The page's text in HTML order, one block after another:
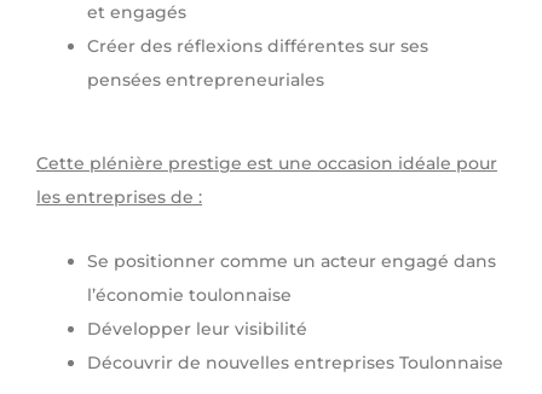
et engagés
Créer des réflexions différentes sur ses
pensées entrepreneuriales
Cette plénière prestige est une occasion idéale pour
les entreprises de :
Se positionner comme un acteur engagé dans
l’économie toulonnaise
Développer leur visibilité
Découvrir de nouvelles entreprises Toulonnaise